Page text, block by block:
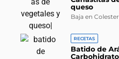
queso
Baja en
RECETAS
Batido de